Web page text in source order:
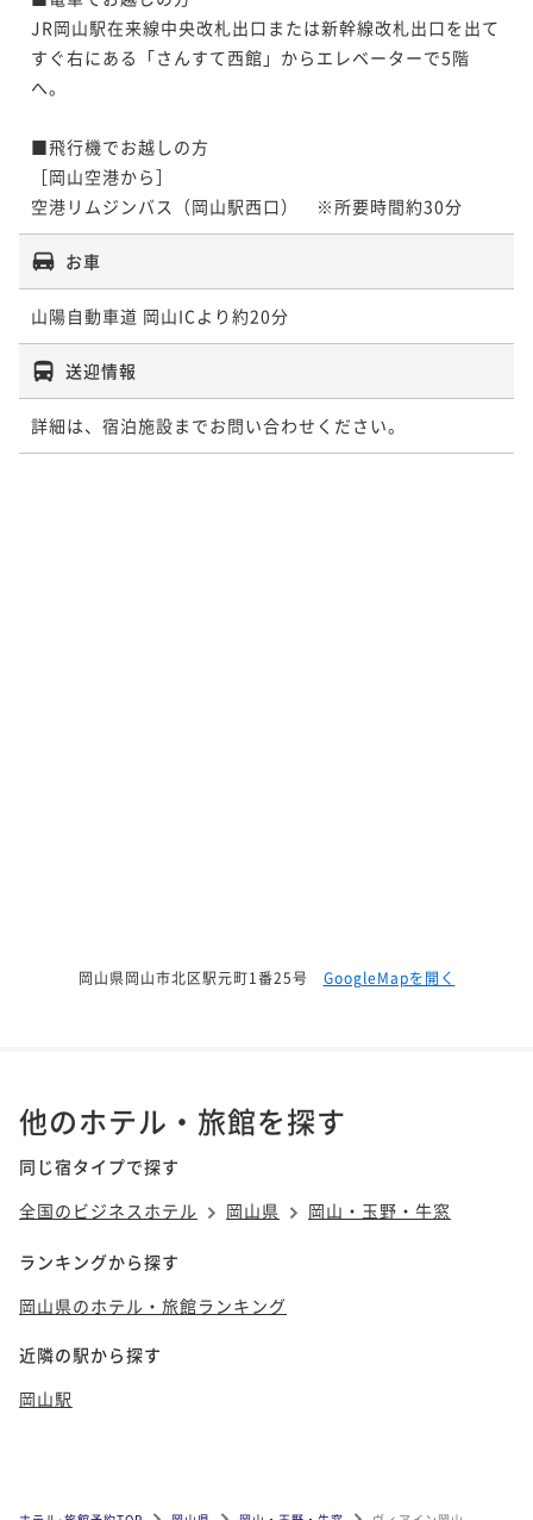
JR岡山駅在来線中央改札出口または新幹線改札出口を出て
すぐ右にある「さんすて西館」からエレベーターで5階
へ。
■飛行機でお越しの方
［岡山空港から］
空港リムジンバス（岡山駅西口）　※所要時間約30分
お車
山陽自動車道 岡山ICより約20分
送迎情報
詳細は、宿泊施設までお問い合わせください。
岡山県岡山市北区駅元町1番25号 GoogleMapを開く
他のホテル・旅館を探す
同じ宿タイプで探す
全国のビジネスホテル
岡山県 岡山・玉野・牛窓
ランキングから探す
岡山県のホテル・旅館ランキング
近隣の駅から探す
岡山駅